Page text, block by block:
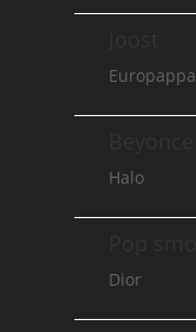
Europappa
Halo
Dior